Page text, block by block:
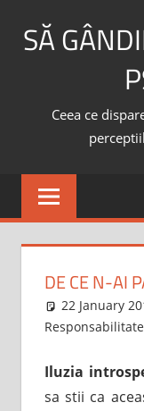
SĂ
Ceea ce
DE CE N-AI
22 January
Responsabilitate
Iluzia
sa stii ca